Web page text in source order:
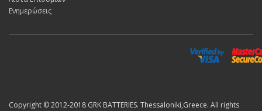
Ενημερώσεις
Copyright © 2012-2018 GRK BATTERIES. Thessaloniki,Greece. All rights